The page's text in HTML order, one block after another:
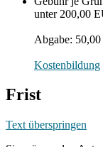
unter 200,00
Abgabe:
Kostenbildung
Frist
Text überspringen